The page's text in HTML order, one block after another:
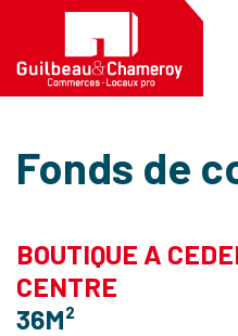
Fonds de
BOUTIQUE A
CENTRE
36M²